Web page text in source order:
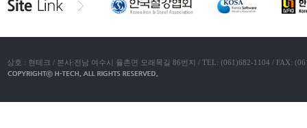
상호 : 현테크 / 본사:전남 여수시 율촌면 모래목길 86번지 / TEL: (061)682-1104 / FAX: